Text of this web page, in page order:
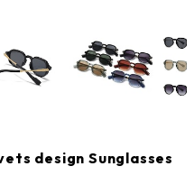
design Sunglasses